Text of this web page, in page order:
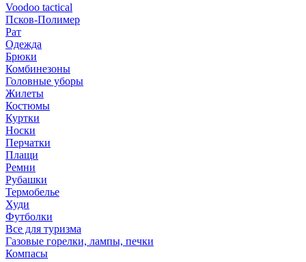
Voodoo tactical
Псков-Полимер
Рат
Одежда
Брюки
Комбинезоны
Головные уборы
Жилеты
Костюмы
Куртки
Носки
Перчатки
Плащи
Ремни
Рубашки
Термобелье
Худи
Футболки
Все для туризма
Газовые горелки, лампы, печки
Компасы